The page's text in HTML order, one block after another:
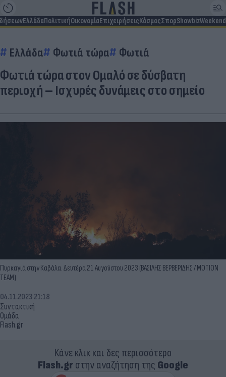
ΕλλάδαΠολιτικήΟικονομίαΕπιχειρήσειςΚόσμοςΣπορShowbizWeekend
Ελλάδα Φωτιά τώρα Φωτιά
Φωτιά τώρα στον Ομαλό σε δύσβατη
περιοχή – Ισχυρές δυνάμεις στο σημείο
Πυρκαγιά στην Καβάλα. Δευτέρα 21 Αυγούστου 2023 (ΒΑΣΙΛΗΣ ΒΕΡΒΕΡΙΔΗΣ / ΜΟΤΙΟΝ
ΤΕΑΜ)
Συντακτική
Ομάδα
Flash.gr
04.11.2023 21:18
Κάνε κλικ και δες περισσότερο
Flash.grστην αναζήτηση της Google